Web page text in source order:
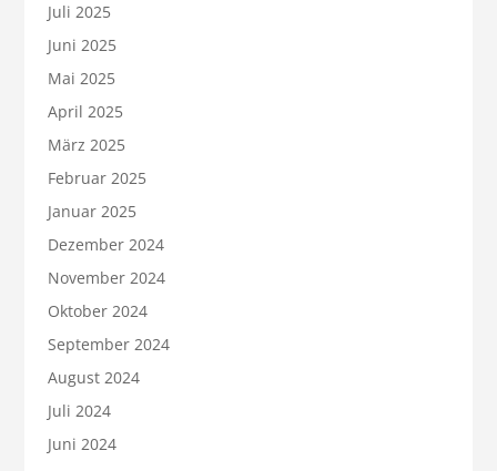
Juli 2025
Juni 2025
Mai 2025
April 2025
März 2025
Februar 2025
Januar 2025
Dezember 2024
November 2024
Oktober 2024
September 2024
August 2024
Juli 2024
Juni 2024